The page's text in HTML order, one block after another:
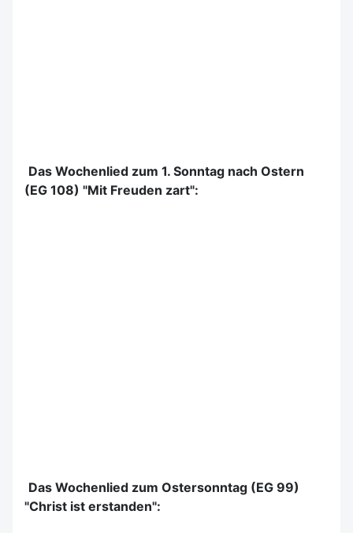
Das Wochenlied zum 1. Sonntag nach Ostern
(EG 108) "Mit Freuden zart":
Das Wochenlied zum Ostersonntag (EG 99)
"Christ ist erstanden":